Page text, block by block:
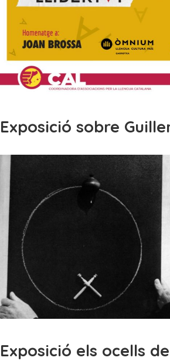
Exposició sobre
Exposició els ocells